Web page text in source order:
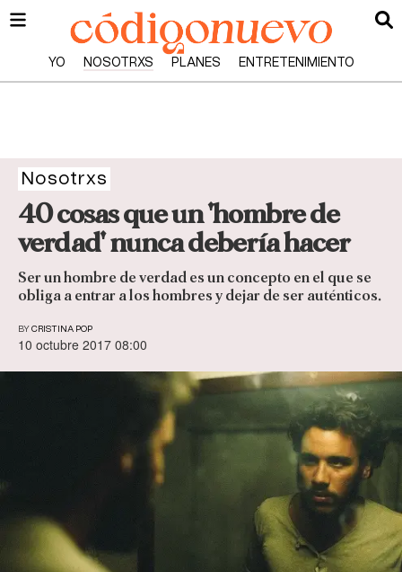
YO NOSOTRXS PLANES ENTRETENIMIENTO
Nosotrxs
40 cosas que un 'hombre de
verdad' nunca debería hacer
Ser un hombre de verdad es un concepto en el que se
obliga a entrar a los hombres y dejar de ser auténticos.
BY CRISTINA POP
10 octubre 2017 08:00